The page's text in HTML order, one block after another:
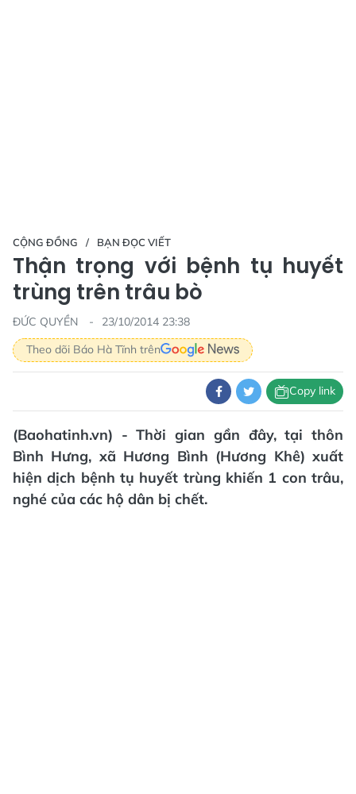
CỘNG ĐỒNG BẠN ĐỌC VIẾT
Thận trọng với bệnh tụ huyết
trùng trên trâu bò
ĐỨC QUYỀN
23/10/2014 23:38
Theo dõi Báo Hà Tĩnh trên
Copy link
(Baohatinh.vn) - Thời gian gần đây, tại thôn
Bình Hưng, xã Hương Bình (Hương Khê) xuất
hiện dịch bệnh tụ huyết trùng khiến 1 con trâu,
nghé của các hộ dân bị chết.